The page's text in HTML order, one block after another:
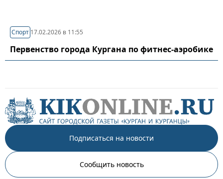
Спорт 17.02.2026 в 11:55
Первенство города Кургана по фитнес-аэробике
Подписаться на новости
Сообщить новость